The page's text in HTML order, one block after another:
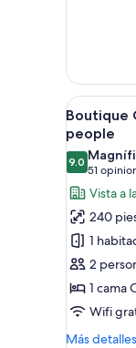
Queens
with
Sitting
Area
Abrir
todas
las
fotos
de
Queen
Studio
–
upto
2
3
Boutique
people
9.09.0 de 10
51
(51
Vista a
240
1
2
1 cama
Wifi
Más detalles
Más